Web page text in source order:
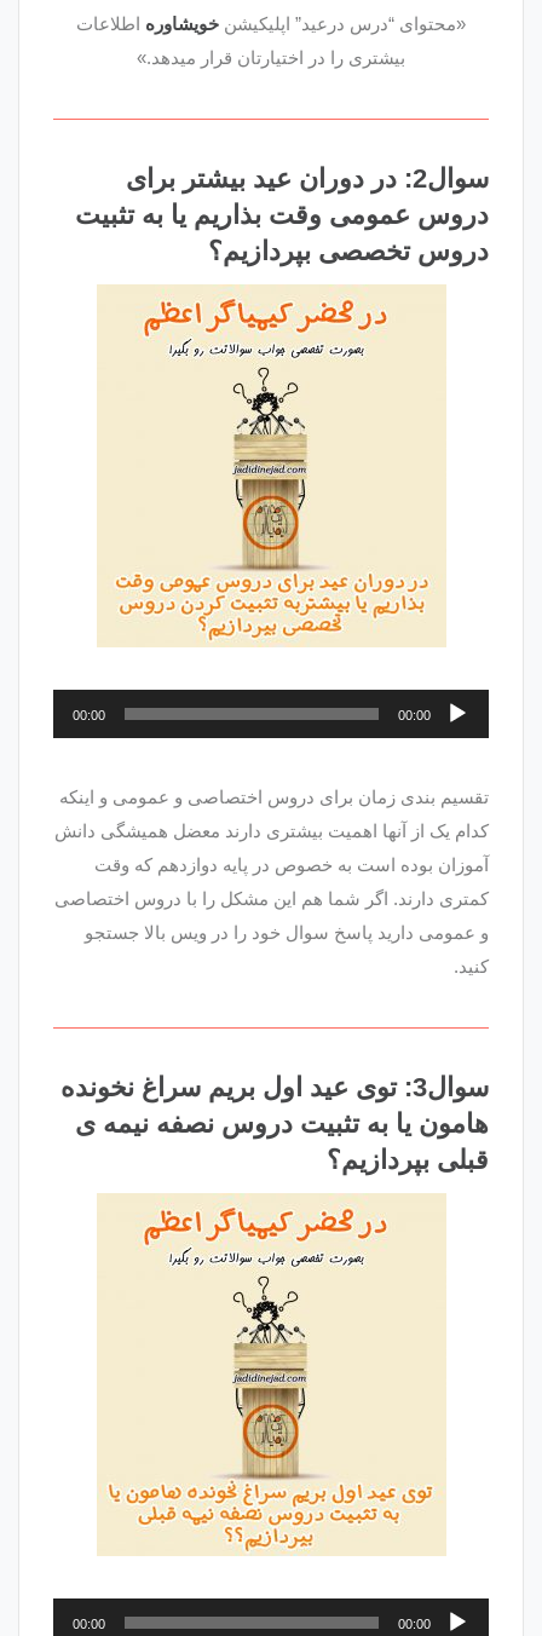
«محتوای “درس درعید” اپلیکیشن خویشاوره اطلاعات
بیشتری را در اختیارتان قرار میدهد.»
سوال2: در دوران عید بیشتر برای
دروس عمومی وقت بذاریم یا به تثبیت
دروس تخصصی بپردازیم؟
پخش‌کننده
صوت
00:00
00:00
تقسیم بندی زمان برای دروس اختصاصی و عمومی و اینکه
کدام یک از آنها اهمیت بیشتری دارند معضل همیشگی دانش
آموزان بوده است به خصوص در پایه دوازدهم که وقت
کمتری دارند. اگر شما هم این مشکل را با دروس اختصاصی
و عمومی دارید پاسخ سوال خود را در ویس بالا جستجو
کنید.
سوال3: توی عید اول بریم سراغ نخونده
هامون یا به تثبیت دروس نصفه نیمه ی
قبلی بپردازیم؟
پخش‌کننده00:00
00:00